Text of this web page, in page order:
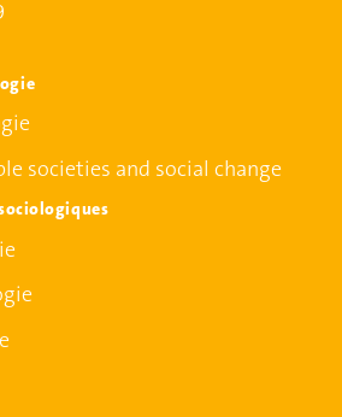
societies and social change